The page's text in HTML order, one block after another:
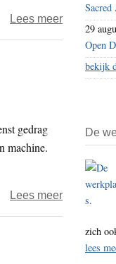
Lees meerover
Nirvair
Karma
wereld
gedrag
machine.
Lees meerover
Zindag
29
Open
bekijk
De
zich
lees